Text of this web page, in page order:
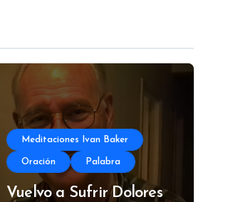
Meditaciones Ivan Baker
Oración Palabra
Vuelvo a Sufrir Dolores